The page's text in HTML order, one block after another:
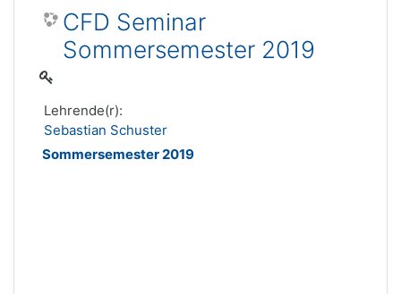
CFD Seminar
Sommersemester 2019
Lehrende(r):
Sebastian Schuster
Sommersemester 2019